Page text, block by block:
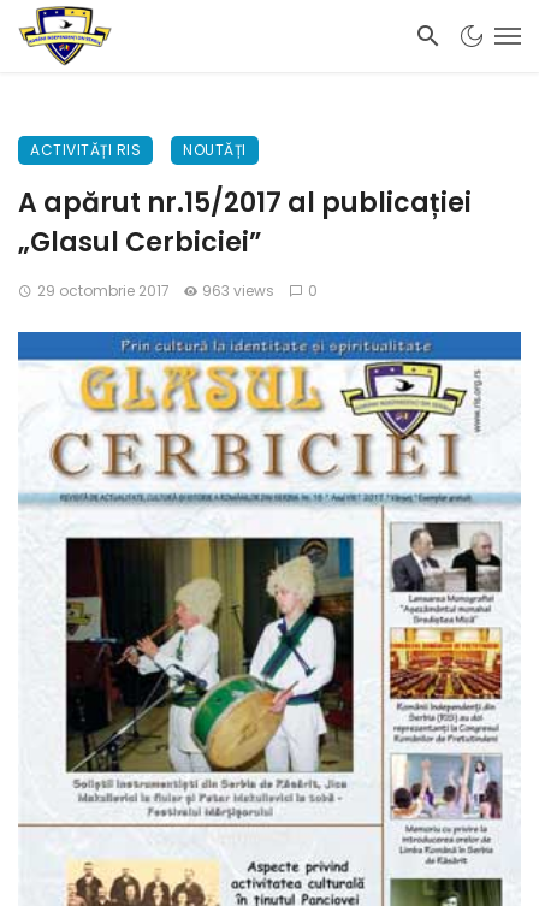
ACTIVITĂȚI RIS NOUTĂȚI
A apărut nr.15/2017 al publicației
„Glasul Cerbiciei”
29 octombrie 2017 963 views 0